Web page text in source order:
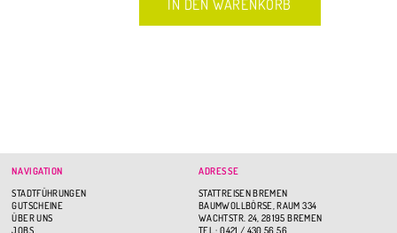
NAVIGATION
STADTFÜHRUNGEN
GUTSCHEINE
ÜBER UNS
JOBS
ADRESSE
STATTREISEN BREMEN
BAUMWOLLBÖRSE, RAUM 334
WACHTSTR. 24, 28195 BREMEN
TEL.: 0421 / 430 56 56